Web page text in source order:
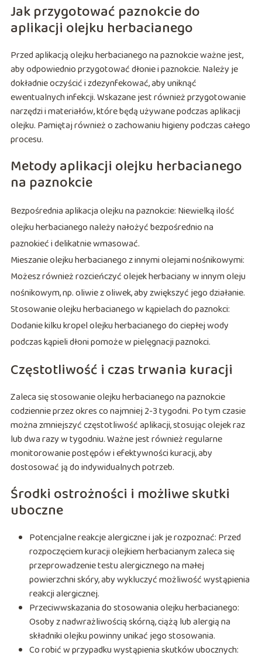
Jak przygotować paznokcie do
aplikacji olejku herbacianego
Przed aplikacją olejku herbacianego na paznokcie ważne jest,
aby odpowiednio przygotować dłonie i paznokcie. Należy je
dokładnie oczyścić i zdezynfekować, aby uniknąć
ewentualnych infekcji. Wskazane jest również przygotowanie
narzędzi i materiałów, które będą używane podczas aplikacji
olejku. Pamiętaj również o zachowaniu higieny podczas całego
procesu.
Metody aplikacji olejku herbacianego
na paznokcie
Bezpośrednia aplikacja olejku na paznokcie: Niewielką ilość
olejku herbacianego należy nałożyć bezpośrednio na
paznokieć i delikatnie wmasować.
Mieszanie olejku herbacianego z innymi olejami nośnikowymi:
Możesz również rozcieńczyć olejek herbaciany w innym oleju
nośnikowym, np. oliwie z oliwek, aby zwiększyć jego działanie.
Stosowanie olejku herbacianego w kąpielach do paznokci:
Dodanie kilku kropel olejku herbacianego do ciepłej wody
podczas kąpieli dłoni pomoże w pielęgnacji paznokci.
Częstotliwość i czas trwania kuracji
Zaleca się stosowanie olejku herbacianego na paznokcie
codziennie przez okres co najmniej 2-3 tygodni. Po tym czasie
można zmniejszyć częstotliwość aplikacji, stosując olejek raz
lub dwa razy w tygodniu. Ważne jest również regularne
monitorowanie postępów i efektywności kuracji, aby
dostosować ją do indywidualnych potrzeb.
Środki ostrożności i możliwe skutki
uboczne
Potencjalne reakcje alergiczne i jak je rozpoznać: Przed
rozpoczęciem kuracji olejkiem herbacianym zaleca się
przeprowadzenie testu alergicznego na małej
powierzchni skóry, aby wykluczyć możliwość wystąpienia
reakcji alergicznej.
Przeciwwskazania do stosowania olejku herbacianego:
Osoby z nadwrażliwością skórną, ciążą lub alergią na
składniki olejku powinny unikać jego stosowania.
Co robić w przypadku wystąpienia skutków ubocznych: